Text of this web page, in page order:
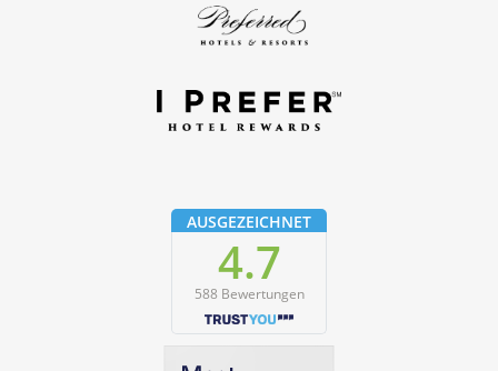
AUSGEZEICHNET
4.7
588 Bewertungen